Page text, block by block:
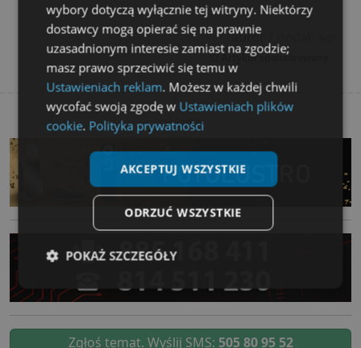
autor / dodał:
Artykuł sponsorowany
reklama
Zgłoś temat. Wyślij SMS: 505 80 95 52
wybory dotyczą wyłącznie tej witryny. Niektórzy
dostawcy mogą opierać się na prawnie
uzasadnionym interesie zamiast na zgodzie;
masz prawo sprzeciwić się temu w
Ustawieniach reklam. Możesz w każdej chwili
wycofać swoją zgodę w Ustawieniach plików
cookie. Polityka prywatności
AKCEPTUJ WSZYSTKIE
ODRZUĆ WSZYSTKIE
POKAŻ SZCZEGÓŁY
Niezbędne Wydajność Targetowanie